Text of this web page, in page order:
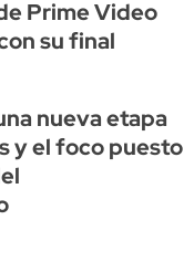
Prime Video
su final
nueva etapa
y el foco puesto